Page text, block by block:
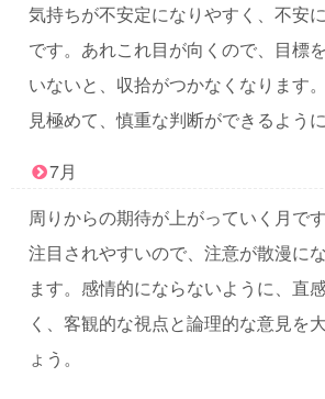
気持ちが不安定になりやすく、不安
です。あれこれ目が向くので、目標
いないと、収拾がつかなくなります
見極めて、慎重な判断ができるよう
7月
周りからの期待が上がっていく月で
注目されやすいので、注意が散漫に
ます。感情的にならないように、直
く、客観的な視点と論理的な意見を
ょう。